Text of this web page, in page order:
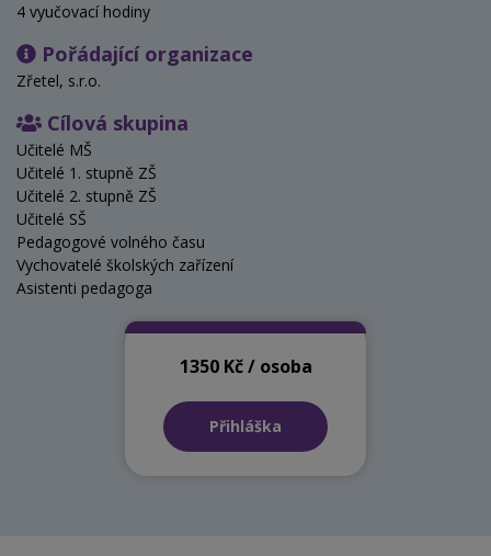
4 vyučovací hodiny
Pořádající organizace
Zřetel, s.r.o.
Cílová skupina
Učitelé MŠ
Učitelé 1. stupně ZŠ
Učitelé 2. stupně ZŠ
Učitelé SŠ
Pedagogové volného času
Vychovatelé školských zařízení
Asistenti pedagoga
1350 Kč / osoba
Přihláška